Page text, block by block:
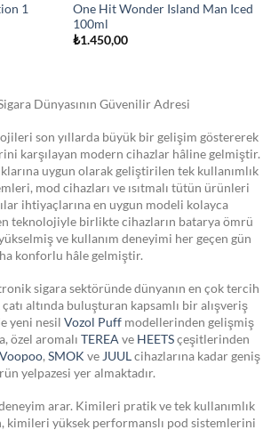
1
One Hit Wonder Island Man Iced
100ml
₺1.450,00
Dünyasının Güvenilir Adresi
son yıllarda büyük bir gelişim göstererek
karşılayan modern cihazlar hâline gelmiştir.
uygun olarak geliştirilen tek kullanımlık
mod cihazları ve ısıtmalı tütün ürünleri
ihtiyaçlarına en uygun modeli kolayca
teknolojiyle birlikte cihazların batarya ömrü
ve kullanım deneyimi her geçen gün
konforlu hâle gelmiştir.
sigara sektöründe dünyanın en çok tercih
altında buluşturan kapsamlı bir alışveriş
yeni nesil Vozol Puff modellerinden gelişmiş
özel aromalı TEREA ve HEETSçeşitlerinden
Voopoo SMOK ve JUUL cihazlarına kadar geniş
yelpazesi yer almaktadır.
arar. Kimileri pratik ve tek kullanımlık
kimileri yüksek performanslı pod sistemlerini